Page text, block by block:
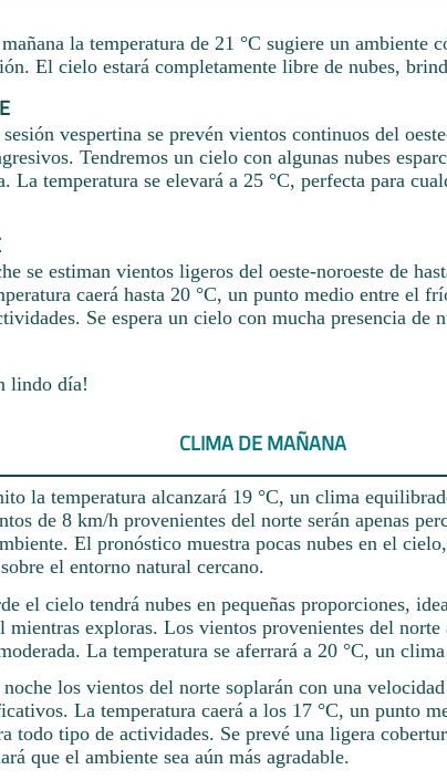
la temperatura de 21 °C sugiere un ambiente
El cielo estará completamente libre de nubes,
vespertina se prevén vientos continuos del
Tendremos un cielo con algunas nubes
La temperatura se elevará a 25 °C, perfecta para
se estiman vientos ligeros del oeste-noroeste de
caerá hasta 20 °C, un punto medio entre el
Se espera un cielo con mucha presencia de
lindo día!
CLIMA DE MAÑANA
la temperatura alcanzará 19 °C, un clima
de 8 km/h provenientes del norte serán apenas
El pronóstico muestra pocas nubes en el
el entorno natural cercano.
el cielo tendrá nubes en pequeñas proporciones,
mientras exploras. Los vientos provenientes del norte
La temperatura se aferrará a 20 °C, un
los vientos del norte soplarán con una
La temperatura caerá a los 17 °C, un punto
todo tipo de actividades. Se prevé una ligera
que el ambiente sea aún más agradable.